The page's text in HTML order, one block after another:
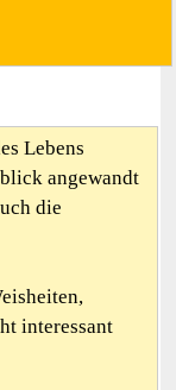
Lebens
angewandt
die
interessant